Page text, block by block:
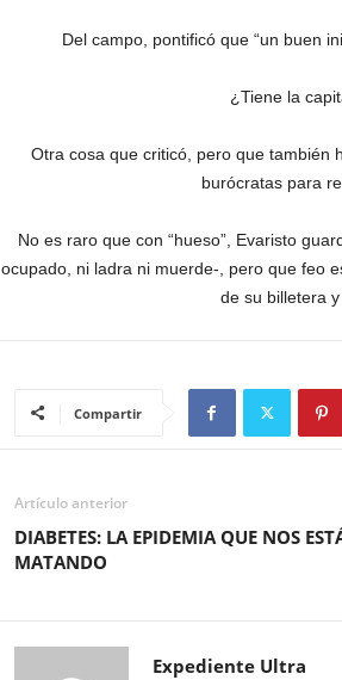
Del campo, pontificó que “un buen
¿Tiene la
Otra cosa que criticó, pero que también
burócratas para
No es raro que con “hueso”, Evaristo
ocupado, ni ladra ni muerde-, pero que feo
de su billetera
Compartir
Artículo anterior
DIABETES: LA EPIDEMIA QUE NOS
MATANDO
Expediente Ultra